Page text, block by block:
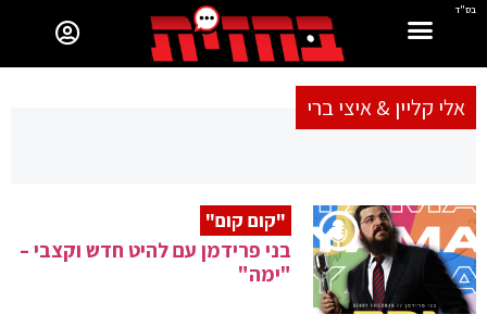
בס"ד
אלי קליין & איצי ברי
"קום קום"
בני פרידמן עם להיט חדש וקצבי –
"ימה"